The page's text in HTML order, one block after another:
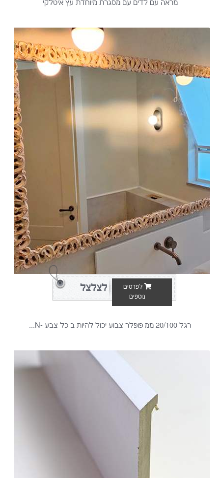
מראה עם לדים עם מסגרת מיוחדת עץ איטלקי
לפרטים
נוספים
לצלצל
רגל 20/100 ממ פופלר צבוע יכול להיות ב כל צבע -N...